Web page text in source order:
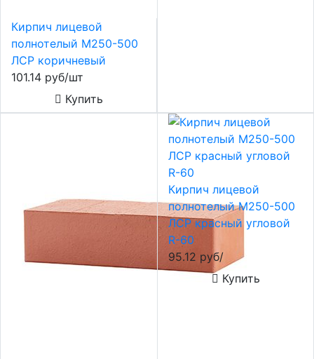
Кирпич лицевой
полнотелый М250-500
ЛСР коричневый
101.14 руб/шт
Купить
Кирпич лицевой
полнотелый М250-500
ЛСР красный угловой
R-60
95.12 руб/
Купить